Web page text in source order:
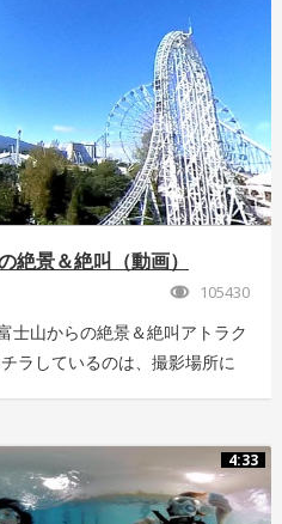
絶景＆絶叫（動画）
105430
士山からの絶景＆絶叫アトラク
ラしているのは、撮影場所に
後日外周を回っている「ドド
わりました。リニューアル後に
4:33